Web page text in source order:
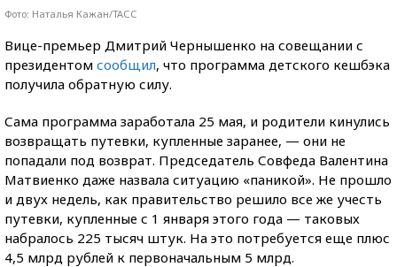
Фото: Наталья Кажан/ТАСС
Вице-премьер Дмитрий Чернышенко на совещании с
президентом сообщил, что программа детского кешбэка
получила обратную силу.
Сама программа заработала 25 мая, и родители кинулись
возвращать путевки, купленные заранее, — они не
попадали под возврат. Председатель Совфеда Валентина
Матвиенко даже назвала ситуацию «паникой». Не прошло
и двух недель, как правительство решило все же учесть
путевки, купленные с 1 января этого года — таковых
набралось 225 тысяч штук. На это потребуется еще плюс
4,5 млрд рублей к первоначальным 5 млрд.